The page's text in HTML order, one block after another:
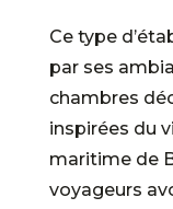
Ce type
par ses
chambres
inspirées du
maritime de
voyageurs